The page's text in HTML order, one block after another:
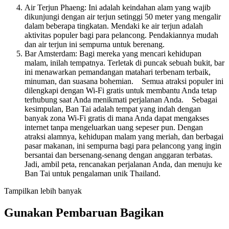
Air Terjun Phaeng: Ini adalah keindahan alam yang wajib
dikunjungi dengan air terjun setinggi 50 meter yang mengalir
dalam beberapa tingkatan. Mendaki ke air terjun adalah
aktivitas populer bagi para pelancong. Pendakiannya mudah
dan air terjun ini sempurna untuk berenang.
Bar Amsterdam: Bagi mereka yang mencari kehidupan
malam, inilah tempatnya. Terletak di puncak sebuah bukit, bar
ini menawarkan pemandangan matahari terbenam terbaik,
minuman, dan suasana bohemian. Semua atraksi populer ini
dilengkapi dengan Wi-Fi gratis untuk membantu Anda tetap
terhubung saat Anda menikmati perjalanan Anda. Sebagai
kesimpulan, Ban Tai adalah tempat yang indah dengan
banyak zona Wi-Fi gratis di mana Anda dapat mengakses
internet tanpa mengeluarkan uang sepeser pun. Dengan
atraksi alamnya, kehidupan malam yang meriah, dan berbagai
pasar makanan, ini sempurna bagi para pelancong yang ingin
bersantai dan bersenang-senang dengan anggaran terbatas.
Jadi, ambil peta, rencanakan perjalanan Anda, dan menuju ke
Ban Tai untuk pengalaman unik Thailand.
Tampilkan lebih banyak
Gunakan Pembaruan Bagikan